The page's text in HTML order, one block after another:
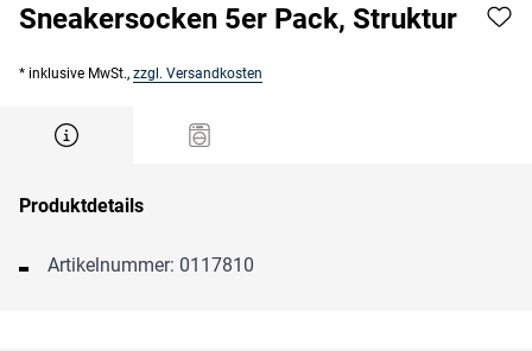
Sneakersocken 5er Pack, Struktur
* inklusive MwSt., zzgl. Versandkosten
Produktdetails
Artikelnummer: 0117810